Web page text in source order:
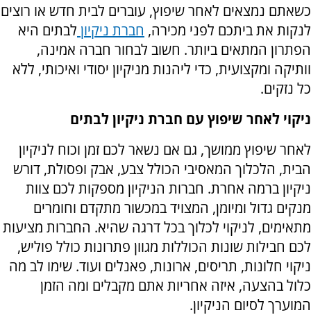
כשאתם נמצאים לאחר שיפוץ, עוברים לבית חדש או רוצים
לנקות את ביתכם לפני מכירה, חברת ניקיון לבתים היא
הפתרון המתאים ביותר. חשוב לבחור חברה אמינה,
וותיקה ומקצועית, כדי ליהנות מניקיון יסודי ואיכותי, ללא
כל נזקים.
ניקוי לאחר שיפוץ עם חברת ניקיון לבתים
לאחר שיפוץ ממושך, גם אם נשאר לכם זמן וכוח לניקיון
הבית, הלכלוך המאסיבי הכולל צבע, אבק ופסולת, דורש
ניקיון ברמה אחרת. חברות הניקיון מספקות לכם צוות
מנקים גדול ומיומן, המצויד במכשור מתקדם וחומרים
מתאימים, לניקוי לכלוך בכל דרגה שהיא. החברות מציעות
לכם חבילות שונות הכוללות מגוון פתרונות כולל פוליש,
ניקוי חלונות, תריסים, ארונות, פאנלים ועוד. שימו לב מה
כלול בהצעה, איזה אחריות אתם מקבלים ומה הזמן
המוערך לסיום הניקיון.